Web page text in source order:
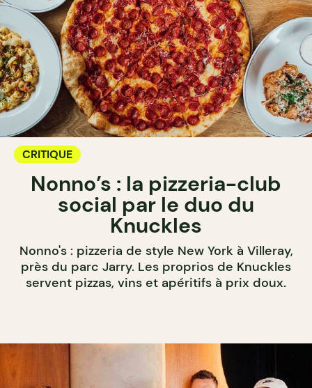
CRITIQUE
Nonno’s : la pizzeria-club
social par le duo du
Knuckles
Nonno's : pizzeria de style New York à Villeray,
près du parc Jarry. Les proprios de Knuckles
servent pizzas, vins et apéritifs à prix doux.